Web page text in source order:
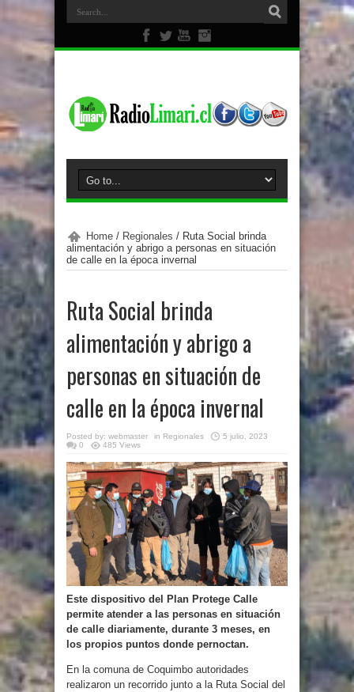
Home / Regionales / Ruta Social brinda
alimentación y abrigo a personas en situación
de calle en la época invernal
Ruta Social brinda
alimentación y abrigo a
personas en situación de
calle en la época invernal
Posted by: webmaster in Regionales
5 julio, 2023
0
485 Views
Este dispositivo del Plan Protege Calle
permite atender a las personas en situación
de calle diariamente, durante 3 meses, en
los propios puntos donde pernoctan.
En la comuna de Coquimbo autoridades
realizaron un recorrido junto a la Ruta Social del